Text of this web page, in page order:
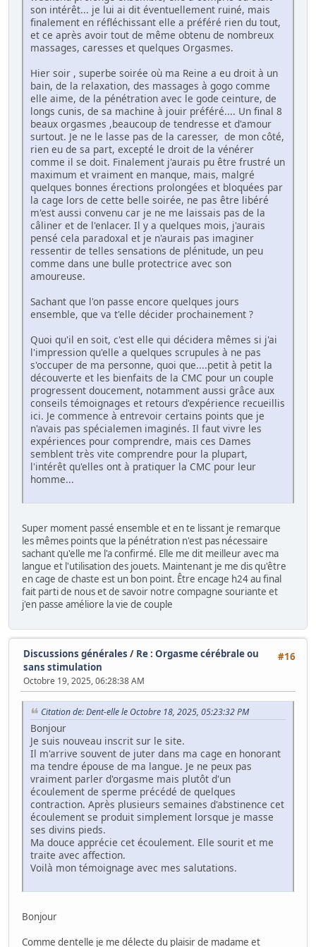
son intérêt... je lui ai dit éventuellement ruiné, mais
finalement en réfléchissant elle a préféré rien du tout,
et ce après avoir tout de même obtenu de nombreux
massages, caresses et quelques Orgasmes.
Hier soir , superbe soirée où ma Reine a eu droit à un
bain, de la relaxation, des massages à gogo comme
elle aime, de la pénétration avec le gode ceinture, de
longs cunis, de sa machine à jouir préféré.... Un final 8
beaux orgasmes ,beaucoup de tendresse et d'amour
surtout. Je ne le lasse pas de la caresser, de mon côté,
rien eu de sa part, excepté le droit de la vénérer
comme il se doit. Finalement j'aurais pu être frustré un
maximum et vraiment en manque, mais, malgré
quelques bonnes érections prolongées et bloquées par
la cage lors de cette belle soirée, ne pas être libéré
m'est aussi convenu car je ne me laissais pas de la
câliner et de l'enlacer. Il y a quelques mois, j'aurais
pensé cela paradoxal et je n'aurais pas imaginer
ressentir de telles sensations de plénitude, un peu
comme dans une bulle protectrice avec son
amoureuse.
Sachant que l'on passe encore quelques jours
ensemble, que va t'elle décider prochainement ?
Quoi qu'il en soit, c'est elle qui décidera mêmes si j'ai
l'impression qu'elle a quelques scrupules à ne pas
s'occuper de ma personne, quoi que....petit à petit la
découverte et les bienfaits de la CMC pour un couple
progressent doucement, notamment aussi grâce aux
conseils témoignages et retours d'expérience recueillis
ici. Je commence à entrevoir certains points que je
n'avais pas spécialemen imaginés. Il faut vivre les
expériences pour comprendre, mais ces Dames
semblent très vite comprendre pour la plupart,
l'intérêt qu'elles ont à pratiquer la CMC pour leur
homme...
Super moment passé ensemble et en te lissant je remarque
les mêmes points que la pénétration n'est pas nécessaire
sachant qu'elle me l'a confirmé. Elle me dit meilleur avec ma
langue et l'utilisation des jouets. Maintenant je me dis qu'être
en cage de chaste est un bon point. Être encage h24 au final
fait parti de nous et de savoir notre compagne souriante et
j'en passe améliore la vie de couple
#16
Discussions générales / Re : Orgasme cérébrale ou
sans stimulation
Octobre 19, 2025, 06:28:38 AM
Citation de: Dent-elle le Octobre 18, 2025, 05:23:32 PM
Bonjour
Je suis nouveau inscrit sur le site.
Il m'arrive souvent de juter dans ma cage en honorant
ma tendre épouse de ma langue. Je ne peux pas
vraiment parler d'orgasme mais plutôt d'un
écoulement de sperme précédé de quelques
contraction. Après plusieurs semaines d'abstinence cet
écoulement se produit simplement lorsque je masse
ses divins pieds.
Ma douce apprécie cet écoulement. Elle sourit et me
traite avec affection.
Voilà mon témoignage avec mes salutations.
Bonjour
Comme dentelle je me délecte du plaisir de madame et